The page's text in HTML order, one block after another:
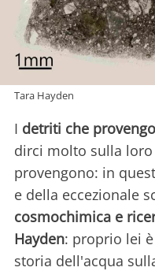
Tara Hayden
I detriti che
dirci molto sulla
provengono: in
e della eccezionale
cosmochimica e
Hayden: proprio lei
storia dell'acqua